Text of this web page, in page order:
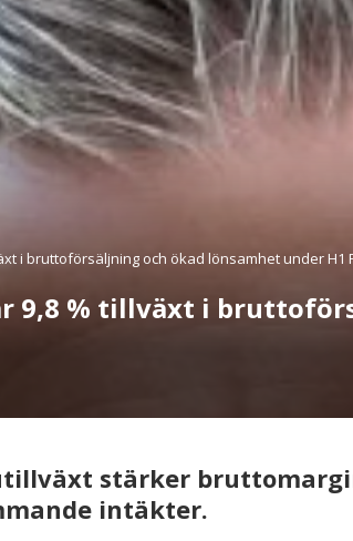
i bruttoförsäljning och ökad lönsamhet under H1
9,8 % tillväxt i
stärker
intäkter.